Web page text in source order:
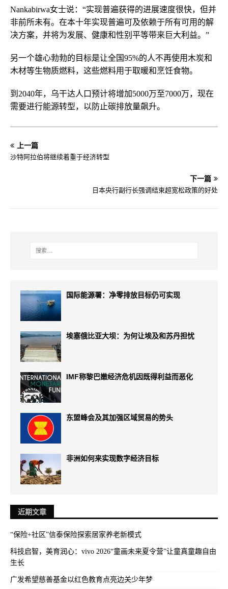
Nankabirwa女士说：“实现普遍获得的进展速度很快，但并
非前所未有。在本十年实现普遍可及依赖于所有可用的解
决方案，并将为发展、健康和性别平等带来巨大利益。”
另一个雄心勃勃的目标是让全国95%的人不再使用木炭和
木材等生物质燃料，这些燃料用于取暖和烹饪食物。
到2040年，乌干达人口预计将增加5000万至7000万，现在
需要进行能源转型，以防止碳排放量飙升。
上一篇
沙特阿拉伯将继续着重于经济转型
下一篇
日本央行副行长强调结束超宽松政策的好处
国际能源署：净零排放目标仍可实现
埃塞俄比亚大坝：为何让埃及和苏丹担忧
IMF称黎巴嫩经济危机因既得利益而恶化
东盟峰会及其加强区域贸易的势头
非洲如何来实现数字经济目标
近期文章
“保险+社区”信泰保险探索居家养老新模式
科技启智，美育润心：vivo 2026“童画未来夏令营”让童真童趣自由
生长
广发希望慈善基金以红色教育点亮边关少年梦